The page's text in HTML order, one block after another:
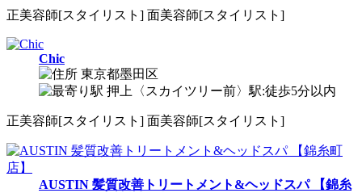
正美容師[スタイリスト] 面美容師[スタイリスト]
Chic
東京都墨田区
押上〈スカイツリー前〉駅:徒歩5分以内
正美容師[スタイリスト] 面美容師[スタイリスト]
AUSTIN 髪質改善トリートメント&ヘッドスパ 【錦糸